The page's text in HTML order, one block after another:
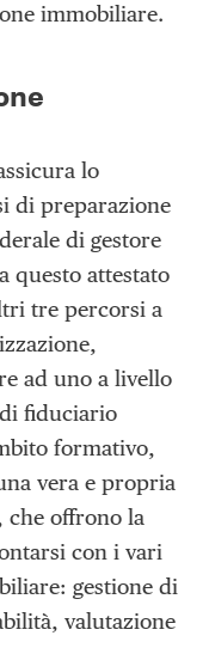
immobiliare.
lo
di preparazione
di gestore
questo attestato
tre percorsi a
ad uno a livello
fiduciario
formativo,
vera e propria
che offrono la
con i vari
gestione di
valutazione